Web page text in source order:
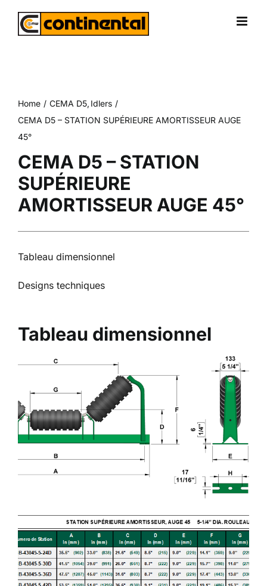
Home CEMA D5 Idlers
CEMA D5 – STATION SUPÉRIEURE AMORTISSEUR AUGE
45°
CEMA D5 – STATION
SUPÉRIEURE
AMORTISSEUR AUGE 45°
Tableau dimensionnel
Designs techniques
Tableau dimensionnel